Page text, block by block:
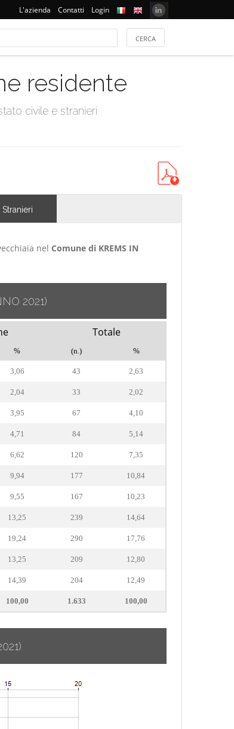
L'azienda Contatti Login
residente
civile e stranieri
Stranieri
nel Comune di KREMS IN
2021)
Totale
% (n.) %
3,06 43 2,63
2,04 33 2,02
3,95 67 4,10
4,71 84 5,14
6,62 120 7,35
9,94 177 10,84
9,55 167 10,23
13,25 239 14,64
19,24 290 17,76
13,25 209 12,80
14,39 204 12,49
100,00 1.633 100,00